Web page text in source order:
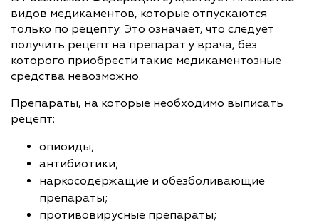
видов медикаментов, которые отпускаются
только по рецепту. Это означает, что следует
получить рецепт на препарат у врача, без
которого приобрести такие медикаментозные
средства невозможно.
Препараты, на которые необходимо выписать
рецепт:
опиоиды;
антибиотики;
наркосодержащие и обезболивающие
препараты;
противовирусные препараты;